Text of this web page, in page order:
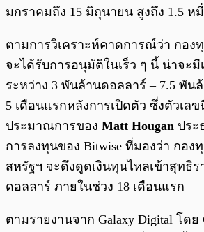
มกราคมถึง 15 มิถุนายน สูงถึง 1.5 ห
ตามการวิเคราะห์คาดการณ์ว่า กอง
จะได้รับการอนุมัติในเร็ว ๆ นี้ น่าจะมี
ระหว่าง 3 พันล้านดอลลาร์ – 7.5 พัน
5 เดือนแรกหลังการเปิดตัว ซึ่งตัวเล
ประมาณการของ Matt Hougan ประ
การลงทุนของ Bitwise ที่มองว่า กอง
สหรัฐฯ จะดึงดูดเงินทุนไหลเข้าสุทธิ
ดอลลาร์ ภายในช่วง 18 เดือนแรก
ตามรายงานจาก Galaxy Digital โดย